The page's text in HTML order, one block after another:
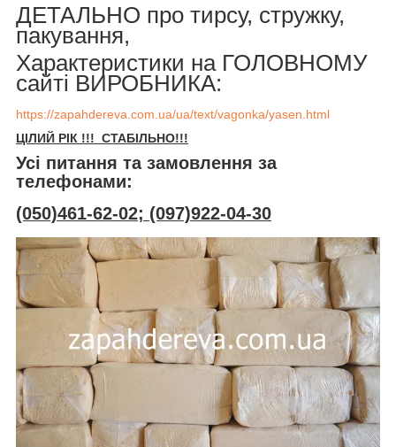
ДЕТАЛЬНО про тирсу, стружку,
пакування,
Характеристики на ГОЛОВНОМУ
сайті ВИРОБНИКА:
https://zapahdereva.com.ua/ua/text/vagonka/yasen.html
ЦІЛИЙ РІК !!! СТАБІЛЬНО!!!
Усі питання та замовлення за
телефонами:
(050)461-62-02; (097)922-04-30